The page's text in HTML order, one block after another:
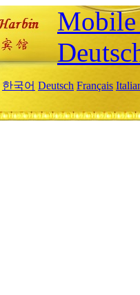
한국어 Deutsch Français